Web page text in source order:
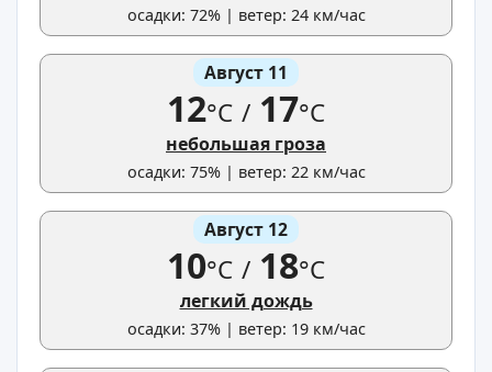
осадки: 72% | ветер: 24 км/час
Август 11
12°C / 17°C
небольшая гроза
осадки: 75% | ветер: 22 км/час
Август 12
10°C / 18°C
легкий дождь
осадки: 37% | ветер: 19 км/час